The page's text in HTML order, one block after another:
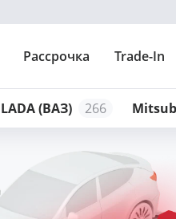
Рассрочка Trade-In
LADA (ВАЗ) 266